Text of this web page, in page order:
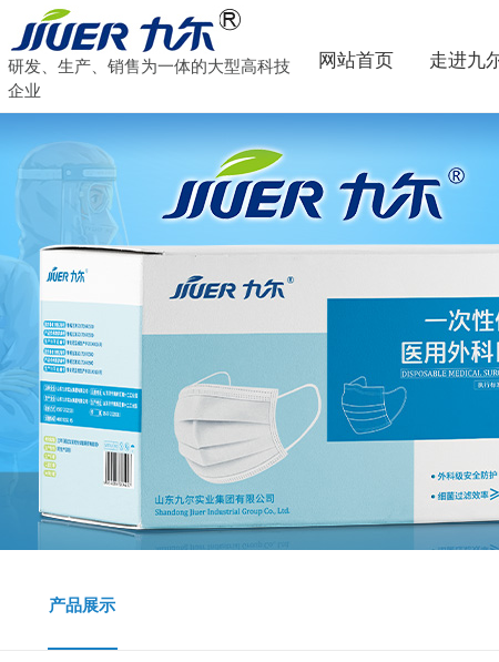
研发、生产、销售为一体的大型高科技
企业
网站首页 走进九
产品展示